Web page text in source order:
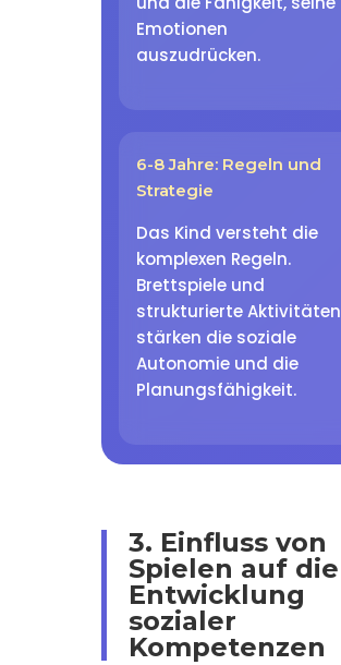
Emotionen
auszudrücken.
6-8 Jahre: Regeln und
Strategie
Das Kind versteht die
komplexen Regeln.
Brettspiele und
strukturierte Aktivitäten
stärken die soziale
Autonomie und die
Planungsfähigkeit.
3. Einfluss von
Spielen auf die
Entwicklung
sozialer
Kompetenzen